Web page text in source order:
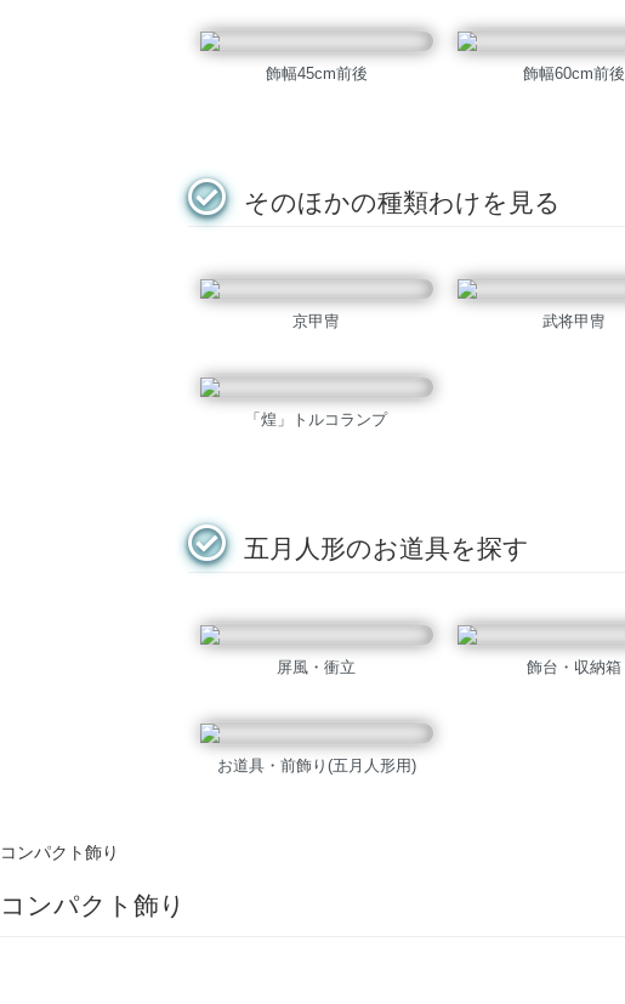
飾幅45cm前後 飾幅60cm前後
そのほかの種類わけを見る
京甲冑 武将甲冑
「煌」トルコランプ
五月人形のお道具を探す
屏風・衝立 飾台・収納箱
お道具・前飾り(五月人形用)
コンパクト飾り
コンパクト飾り